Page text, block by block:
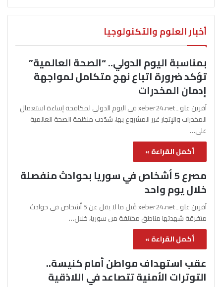
أخبار العلوم والتكنولوجيا
بمناسبة اليوم الدولي.. “الصحة العالمية”
تؤكد ضرورة اتباع نهج متكامل لمواجهة
إدمان المخدرات
آفرين علو ـ xeber24.net في اليوم الدولي لمكافحة إساءة استعمال
المخدرات والإتجار غير المشروع بها، شدّدت منظمة الصحة العالمية
على…
أكمل القراءة »
مصرع 5 أشخاص في سوريا بحوادث منفصلة
خلال يوم واحد
آفرين علو ـ xeber24.net قُتل ما لا يقل عن 5 أشخاص في حوادث
متفرقة شهدتها مناطق مختلفة من سوريا، خلال…
أكمل القراءة »
عقب استهداف مواطن أمام كنيسة..
التوترات الأمنية تتصاعد في اللاذقية